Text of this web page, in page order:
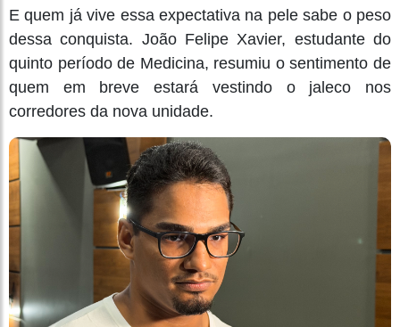
E quem já vive essa expectativa na pele sabe o peso
dessa conquista. João Felipe Xavier, estudante do
quinto período de Medicina, resumiu o sentimento de
quem em breve estará vestindo o jaleco nos
corredores da nova unidade.